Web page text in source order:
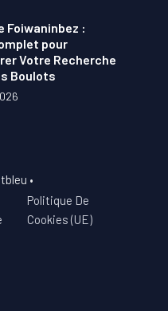
Foiwaninbez :
pour
Votre Recherche
Boulots
•
Politique De
Cookies (UE)